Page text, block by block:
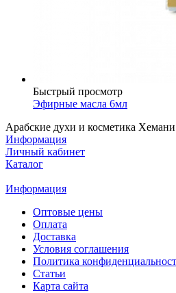
Быстрый просмотр
Эфирные масла 6мл
Арабские духи и косметика
Информация
Личный кабинет
Каталог
Информация
Оптовые цены
Оплата
Доставка
Условия соглашения
Политика
Статьи
Карта сайта